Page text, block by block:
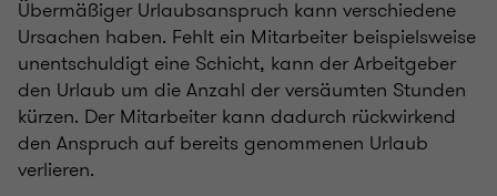
Übermäßiger Urlaubsanspruch kann verschiedene
Ursachen haben. Fehlt ein Mitarbeiter beispielsweise
unentschuldigt eine Schicht, kann der Arbeitgeber
den Urlaub um die Anzahl der versäumten Stunden
kürzen. Der Mitarbeiter kann dadurch rückwirkend
den Anspruch auf bereits genommenen Urlaub
verlieren.